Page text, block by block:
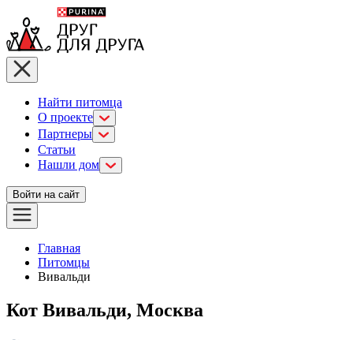
Найти питомца
О проекте
Партнеры
Статьи
Нашли дом
Войти на сайт
Главная
Питомцы
Вивальди
Кот Вивальди, Москва